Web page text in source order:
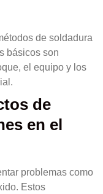
de soldadura
básicos son
el equipo y los
de
en el
problemas como
Estos